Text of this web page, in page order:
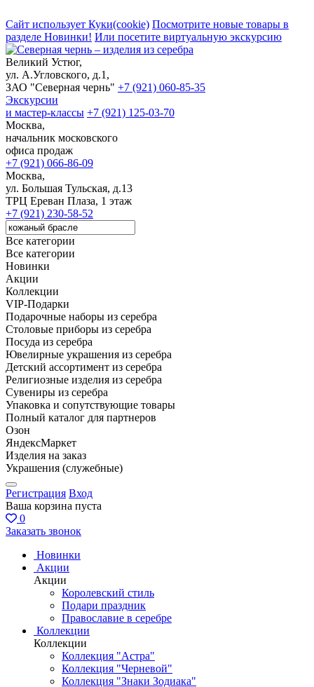
Сайт использует Куки(cookie) Посмотрите новые товары в
разделе Новинки! Или посетите виртуальную экскурсию
Великий Устюг,
ул. А.Угловского, д.1,
ЗАО "Северная чернь" +7 (921) 060-85-35
Экскурсии
и мастер-классы +7 (921) 125-03-70
Москва,
начальник московского
офиса продаж
+7 (921) 066-86-09
Москва,
ул. Большая Тульская, д.13
ТРЦ Ереван Плаза, 1 этаж
+7 (921) 230-58-52
Все категории
Все категории
Новинки
Акции
Коллекции
VIP-Подарки
Подарочные наборы из серебра
Столовые приборы из серебра
Посуда из серебра
Ювелирные украшения из серебра
Детский ассортимент из серебра
Религиозные изделия из серебра
Сувениры из серебра
Упаковка и сопутствующие товары
Полный каталог для партнеров
Озон
ЯндексМаркет
Изделия на заказ
Украшения (служебные)
Регистрация Вход
Ваша корзина пуста
0
Заказать звонок
Новинки
Акции
Акции
Королевский стиль
Подари праздник
Православие в серебре
Коллекции
Коллекции
Коллекция "Астра"
Коллекция "Черневой"
Коллекция "Знаки Зодиака"